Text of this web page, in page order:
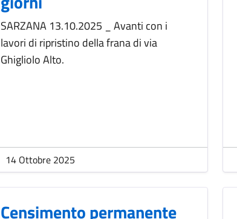
SARZANA 13.10.2025 _ Avanti con i
lavori di ripristino della frana di via
Ghigliolo Alto.
14 Ottobre 2025
Censimento permanente